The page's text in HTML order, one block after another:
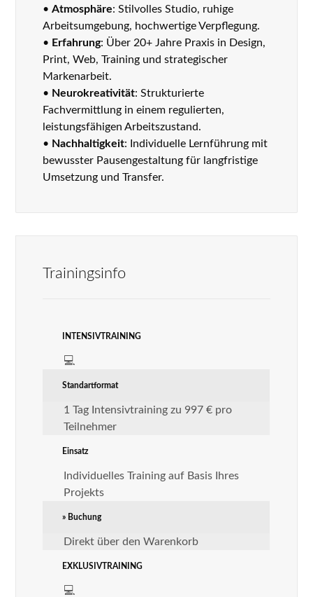
•Atmosphäre: Stilvolles Studio, ruhige
Arbeitsumgebung, hochwertige Verpflegung.
• Erfahrung: Über 20+ Jahre Praxis in Design,
Print, Web, Training und strategischer
Markenarbeit.
• Neurokreativität: Strukturierte
Fachvermittlung in einem regulierten,
leistungsfähigen Arbeitszustand.
• Nachhaltigkeit: Individuelle Lernführung mit
bewusster Pausengestaltung für langfristige
Umsetzung und Transfer.
Trainingsinfo
INTENSIVTRAINING
💻
Standartformat
1 Tag Intensivtraining zu 997 € pro
Teilnehmer
Einsatz
Individuelles Training auf Basis Ihres
Projekts
» Buchung
Direkt über den Warenkorb
EXKLUSIVTRAINING
💻